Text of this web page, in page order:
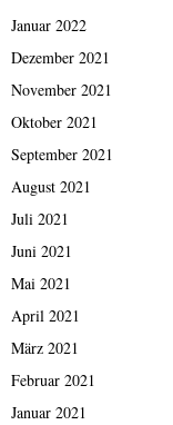
Januar 2022
Dezember 2021
November 2021
Oktober 2021
September 2021
August 2021
Juli 2021
Juni 2021
Mai 2021
April 2021
März 2021
Februar 2021
Januar 2021